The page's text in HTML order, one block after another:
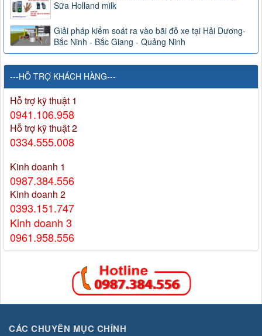
Sữa Holland milk
Giải pháp kiểm soát ra vào bãi đỗ xe tại Hải Dương-
Bắc Ninh - Bắc Giang - Quảng Ninh
---HỖ TRỢ KHÁCH HÀNG---
Hỗ trợ kỹ thuật 1
0941.106.958
Hỗ trợ kỹ thuật 2
0334.555.008
Kinh doanh 1
0987.384.556
Kinh doanh 2
0393.151.747
Kinh doanh 3
0961.958.556
CÁC CHUYÊN MỤC CHÍNH